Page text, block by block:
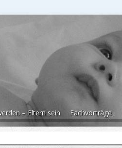
– Eltern sein Fachvorträge